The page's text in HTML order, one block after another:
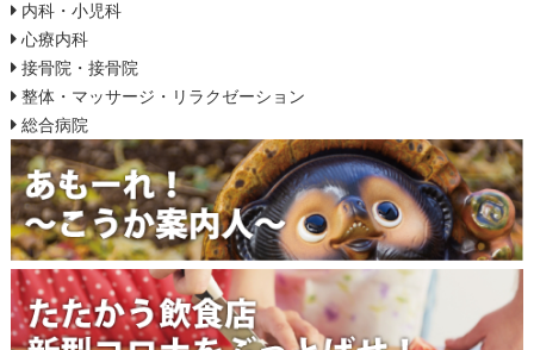
内科・小児科
心療内科
接骨院・接骨院
整体・マッサージ・リラクゼーション
総合病院